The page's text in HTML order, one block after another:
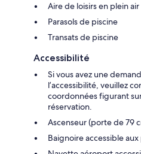
Aire de loisirs en plein air
Parasols de piscine
Transats de piscine
Accessibilité
Si vous avez une
l’accessibilité, veuillez
coordonnées figurant
réservation.
Ascenseur (porte de 79
Baignoire accessible